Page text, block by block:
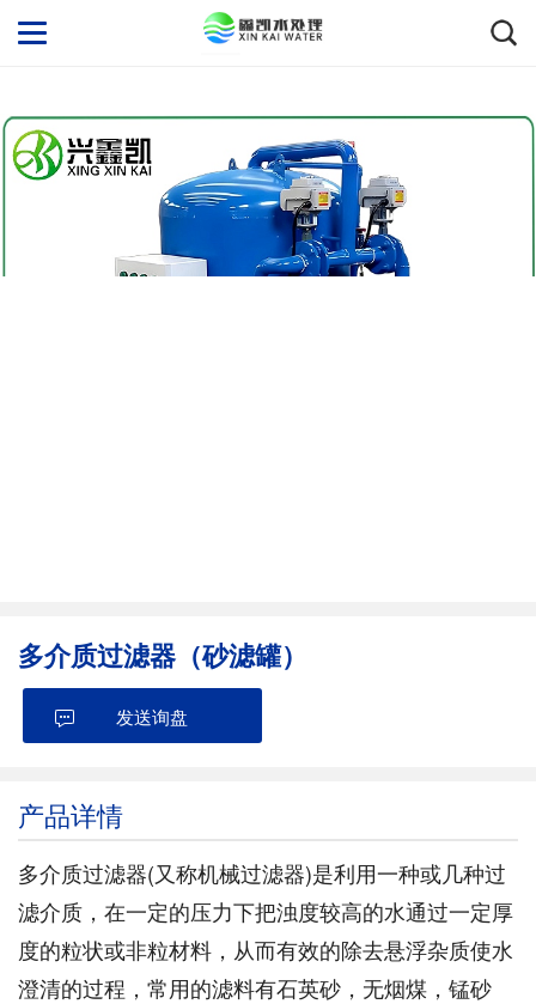
多介质过滤器（砂滤罐）
发送询盘
产品详情
多介质过滤器(又称机械过滤器)是利用一种或几种过
滤介质，在一定的压力下把浊度较高的水通过一定厚
度的粒状或非粒材料，从而有效的除去悬浮杂质使水
澄清的过程，常用的滤料有石英砂，无烟煤，锰砂